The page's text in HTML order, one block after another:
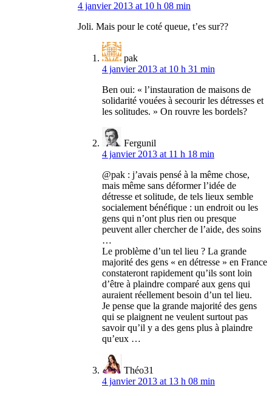
4 janvier 2013 at 10 h 08 min
Joli. Mais pour le coté queue, t’es sur??
pak
4 janvier 2013 at 10 h 31 min
Ben oui: « l’instauration de maisons de
solidarité vouées à secourir les détresses et
les solitudes. » On rouvre les bordels?
Fergunil
4 janvier 2013 at 11 h 18 min
@pak : j’avais pensé à la même chose,
mais même sans déformer l’idée de
détresse et solitude, de tels lieux semble
socialement bénéfique : un endroit ou les
gens qui n’ont plus rien ou presque
peuvent aller chercher de l’aide, des soins
…
Le problème d’un tel lieu ? La grande
majorité des gens « en détresse » en France
constateront rapidement qu’ils sont loin
d’être à plaindre comparé aux gens qui
auraient réellement besoin d’un tel lieu.
Je pense que la grande majorité des gens
qui se plaignent ne veulent surtout pas
savoir qu’il y a des gens plus à plaindre
qu’eux …
Théo31
4 janvier 2013 at 13 h 08 min